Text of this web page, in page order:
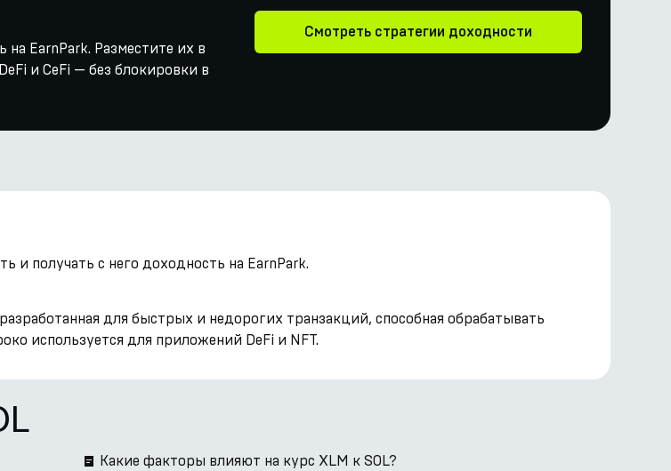
на EarnPark. Разместите их в
и CeFi — без блокировки в
Смотреть стратегии доходности
получать с него доходность на EarnPark.
для быстрых и недорогих транзакций, способная обрабатывать
используется для приложений DeFi и NFT.
Какие факторы влияют на курс XLM к SOL?